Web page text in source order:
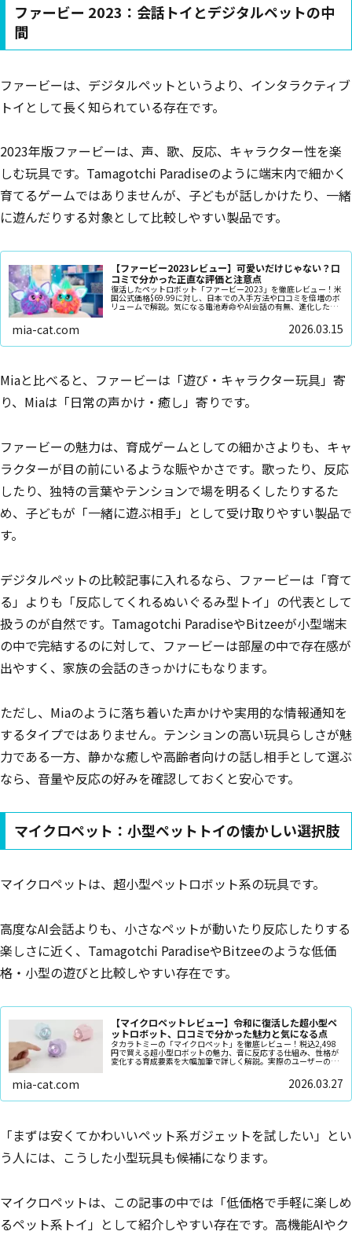
ファービー 2023：会話トイとデジタルペットの中
間
ファービーは、デジタルペットというより、インタラクティブ
トイとして長く知られている存在です。
2023年版ファービーは、声、歌、反応、キャラクター性を楽
しむ玩具です。Tamagotchi Paradiseのように端末内で細かく
育てるゲームではありませんが、子どもが話しかけたり、一緒
に遊んだりする対象として比較しやすい製品です。
【ファービー2023レビュー】可愛いだけじゃない？口
コミで分かった正直な評価と注意点
復活したペットロボット「ファービー2023」を徹底レビュー！米
国公式価格$69.99に対し、日本での入手方法や口コミを倍増のボ
リュームで解説。気になる電池寿命やAI会話の有無、進化した電
源オフ機能の使い勝手まで。さらに9,800円から手に入る日本の
猫型ロボット「ミーア」との詳細比較で、あなたにぴったりの一
mia-cat.com 2026.03.15
Miaと比べると、ファービーは「遊び・キャラクター玩具」寄
り、Miaは「日常の声かけ・癒し」寄りです。
ファービーの魅力は、育成ゲームとしての細かさよりも、キャ
ラクターが目の前にいるような賑やかさです。歌ったり、反応
したり、独特の言葉やテンションで場を明るくしたりするた
め、子どもが「一緒に遊ぶ相手」として受け取りやすい製品で
す。
デジタルペットの比較記事に入れるなら、ファービーは「育て
る」よりも「反応してくれるぬいぐるみ型トイ」の代表として
扱うのが自然です。Tamagotchi ParadiseやBitzeeが小型端末
の中で完結するのに対して、ファービーは部屋の中で存在感が
出やすく、家族の会話のきっかけにもなります。
ただし、Miaのように落ち着いた声かけや実用的な情報通知を
するタイプではありません。テンションの高い玩具らしさが魅
力である一方、静かな癒しや高齢者向けの話し相手として選ぶ
なら、音量や反応の好みを確認しておくと安心です。
マイクロペット：小型ペットトイの懐かしい選択肢
マイクロペットは、超小型ペットロボット系の玩具です。
高度なAI会話よりも、小さなペットが動いたり反応したりする
楽しさに近く、Tamagotchi ParadiseやBitzeeのような低価
格・小型の遊びと比較しやすい存在です。
【マイクロペットレビュー】令和に復活した超小型ペ
ットロボット、口コミで分かった魅力と気になる点
タカラトミーの「マイクロペット」を徹底レビュー！税込2,498
円で買える超小型ロボットの魅力、音に反応する仕組み、性格が
変化する育成要素を大幅加筆で詳しく解説。実際のユーザーのリ
mia-cat.com 2026.03.27
「まずは安くてかわいいペット系ガジェットを試したい」とい
う人には、こうした小型玩具も候補になります。
マイクロペットは、この記事の中では「低価格で手軽に楽しめ
るペット系トイ」として紹介しやすい存在です。高機能AIやク